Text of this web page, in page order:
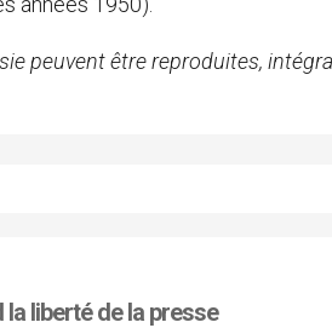
peuvent être reproduites,
liberté de la presse